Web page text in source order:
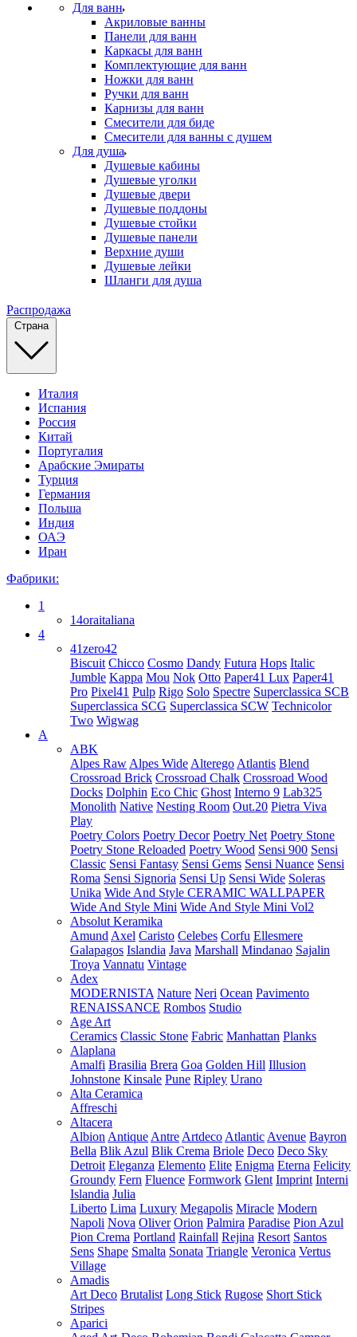
Для ванн
Акриловые ванны
Панели для ванн
Каркасы для ванн
Комплектующие для ванн
Ножки для ванн
Ручки для ванн
Карнизы для ванн
Смесители для биде
Смесители для ванны с душем
Для душа
Душевые кабины
Душевые уголки
Душевые двери
Душевые поддоны
Душевые стойки
Душевые панели
Верхние души
Душевые лейки
Шланги для душа
Распродажа
Страна
Италия
Испания
Россия
Китай
Португалия
Арабские Эмираты
Турция
Германия
Польша
Индия
ОАЭ
Иран
Фабрики:
1
14oraitaliana
4
41zero42
Biscuit Chicco Cosmo Dandy Futura Hops Italic
Jumble Kappa Mou Nok Otto Paper41 Lux Paper41
Pro Pixel41 Pulp Rigo Solo Spectre Superclassica SCB
Superclassica SCG Superclassica SCW Technicolor
Two Wigwag
A
ABK
Alpes Raw Alpes Wide Alterego Atlantis Blend
Crossroad Brick Crossroad Chalk Crossroad Wood
Docks Dolphin Eco Chic Ghost Interno 9 Lab325
Monolith Native Nesting Room Out.20 Pietra Viva
Play
Poetry Colors Poetry Decor Poetry Net Poetry Stone
Poetry Stone Reloaded Poetry Wood Sensi 900 Sensi
Classic Sensi Fantasy Sensi Gems Sensi Nuance Sensi
Roma Sensi Signoria Sensi Up Sensi Wide Soleras
Unika Wide And Style CERAMIC WALLPAPER
Wide And Style Mini Wide And Style Mini Vol2
Absolut Keramika
Amund Axel Caristo Celebes Corfu Ellesmere
Galapagos Islandia Java Marshall Mindanao Sajalin
Troya Vannatu Vintage
Adex
MODERNISTA Nature Neri Ocean Pavimento
RENAISSANCE Rombos Studio
Age Art
Ceramics Classic Stone Fabric Manhattan Planks
Alaplana
Amalfi Brasilia Brera Goa Golden Hill Illusion
Johnstone Kinsale Pune Ripley Urano
Alta Ceramica
Affreschi
Altacera
Albion Antique Antre Artdeco Atlantic Avenue Bayron
Bella Blik Azul Blik Crema Briole Deco Deco Sky
Detroit Eleganza Elemento Elite Enigma Eterna Felicity
Groundy Fern Fluence Formwork Glent Imprint Interni
Islandia Julia
Liberto Lima Luxury Megapolis Miracle Modern
Napoli Nova Oliver Orion Palmira Paradise Pion Azul
Pion Crema Portland Rainfall Rejina Resort Santos
Sens Shape Smalta Sonata Triangle Veronica Vertus
Village
Amadis
Art Deco Brutalist Long Stick Rugose Short Stick
Stripes
Aparici